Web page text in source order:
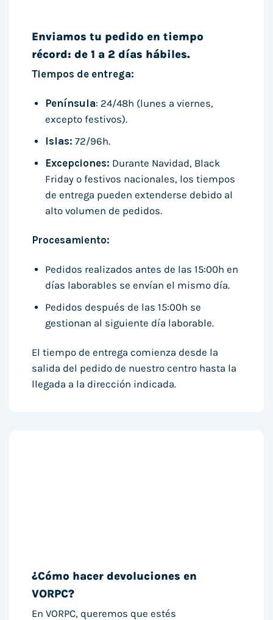
Enviamos tu pedido en tiempo
récord: de 1 a 2 días hábiles.
Tiempos de entrega:
Península: 24/48h (lunes a viernes,
excepto festivos).
Islas: 72/96h.
Excepciones: Durante Navidad, Black
Friday o festivos nacionales, los tiempos
de entrega pueden extenderse debido al
alto volumen de pedidos.
Procesamiento:
Pedidos realizados antes de las 15:00h en
días laborables se envían el mismo día.
Pedidos después de las 15:00h se
gestionan al siguiente día laborable.
El tiempo de entrega comienza desde la
salida del pedido de nuestro centro hasta la
llegada a la dirección indicada.
¿Cómo hacer devoluciones en
VORPC?
En VORPC, queremos que estés